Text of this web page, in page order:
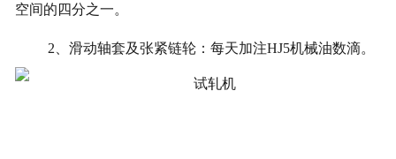
联系我们
空间的四分之一。
2 、滑动轴套及张紧链轮：每天加注HJ5机械油数滴。